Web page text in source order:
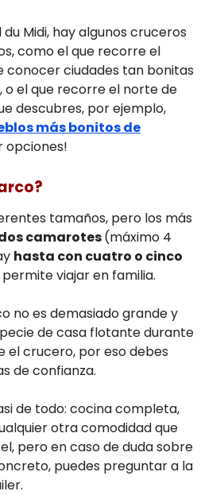
Midi, hay algunos cruceros
como el que recorre el
conocer ciudades tan bonitas
, o el que recorre el norte de
descubres, por ejemplo,
más bonitos de
opciones!
tamaños, pero los más
camarotes(máximo 4
hasta con cuatro o cinco
permite viajar en familia.
no es demasiado grande y
de casa flotante durante
el crucero, por eso debes
de confianza.
de todo: cocina completa,
otra comodidad que
pero en caso de duda sobre
puedes preguntar a la